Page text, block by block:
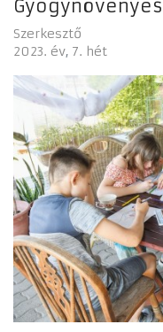
Szerkesztő
2023. év 7. hét